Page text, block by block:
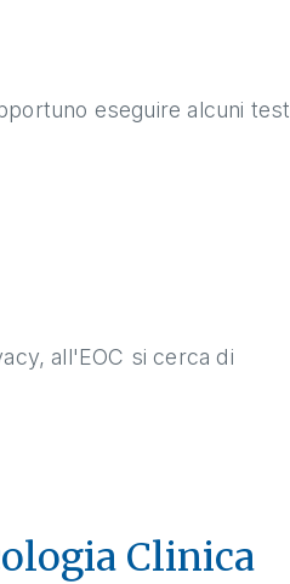
eseguire alcuni test
all'EOC si cerca di
Clinica